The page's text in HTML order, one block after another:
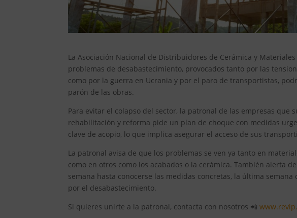
La Asociación Nacional de Distribuidores de Cerámica y
problemas de desabastecimiento, provocados tanto por las
como por la guerra en Ucrania y por el paro de transportistas,
parón de las obras.
Para evitar el colapso del sector, la patronal de las empresas que
rehabilitación y reforma pide un plan de choque con medidas
clave de acopio, lo que implica asegurar el acceso de sus
La patronal avisa de que los problemas se ven ya tanto en
como en otros como los acabados o la cerámica. También alerta
semana hasta conocerse las medidas concretas, la última
por el desabastecimiento.
Si quieres unirte a la patronal, contacta con nosotros 📲